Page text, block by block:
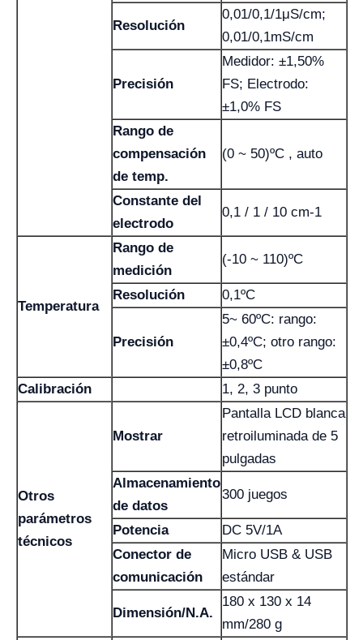
Resolución
0,01/0,1/1μS/cm;
0,01/0,1mS/cm
Precisión
Medidor: ±1,50%
FS; Electrodo:
±1,0% FS
Rango de
compensación
de temp.
(0 ~ 50)ºC , auto
Constante del
electrodo
0,1 / 1 / 10 cm-1
Temperatura
Rango de
medición
(-10 ~ 110)ºC
Resolución 0,1ºC
Precisión
5~ 60ºC: rango:
±0,4ºC; otro rango:
±0,8ºC
Calibración
1, 2, 3 punto
Otros
parámetros
técnicos
Mostrar
Pantalla LCD blanca
retroiluminada de 5
pulgadas
Almacenamiento
de datos
300 juegos
Potencia
DC 5V/1A
Conector de
comunicación
Micro USB & USB
estándar
Dimensión/N.A.
180 x 130 x 14
mm/280 g